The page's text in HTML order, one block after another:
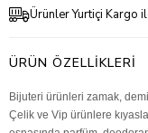
Ürünler Yurtiçi Kargo
ÜRÜN ÖZELLIKLERI
Bijuteri ürünleri zamak,
Çelik ve Vip ürünlere